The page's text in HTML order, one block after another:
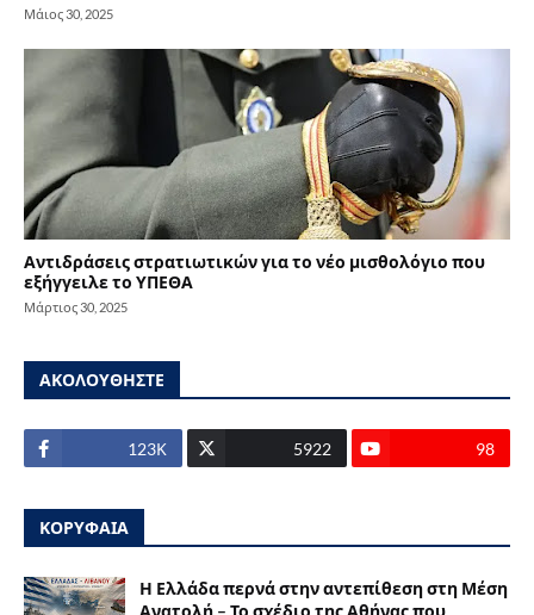
Μάιος 30, 2025
Αντιδράσεις στρατιωτικών για το νέο μισθολόγιο που
εξήγγειλε το ΥΠΕΘΑ
Μάρτιος 30, 2025
ΑΚΟΛΟΥΘΗΣΤΕ
123Κ 5922 98
ΚΟΡΥΦΑΙΑ
Η Ελλάδα περνά στην αντεπίθεση στη Μέση
Ανατολή – Το σχέδιο της Αθήνας που